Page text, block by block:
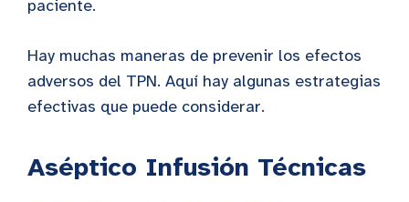
Hay muchas maneras de prevenir los efectos
adversos del TPN. Aquí hay algunas estrategias
efectivas que puede considerar.
Aséptico Infusión Técnicas